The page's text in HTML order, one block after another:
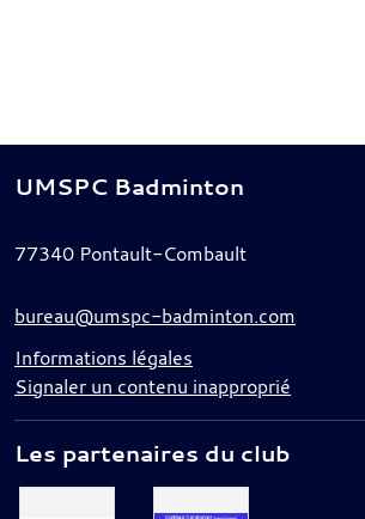
UMSPC Badminton
77340 Pontault-Combault
bureau@umspc-badminton.com
Informations légales
Signaler un contenu inapproprié
Les partenaires du club